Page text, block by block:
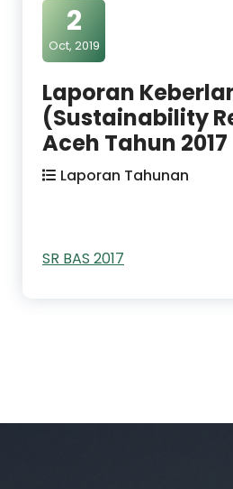
2
Oct, 2019
Laporan
(Sustainability
Aceh Tahun 2017
Laporan Tahunan
SR BAS 2017